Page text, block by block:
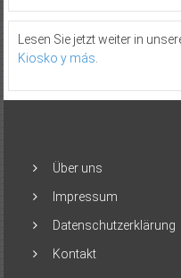
Lesen Sie jetzt weiter in
Kiosko y más.
Über uns
Impressum
Datenschutzerklärung
Kontakt